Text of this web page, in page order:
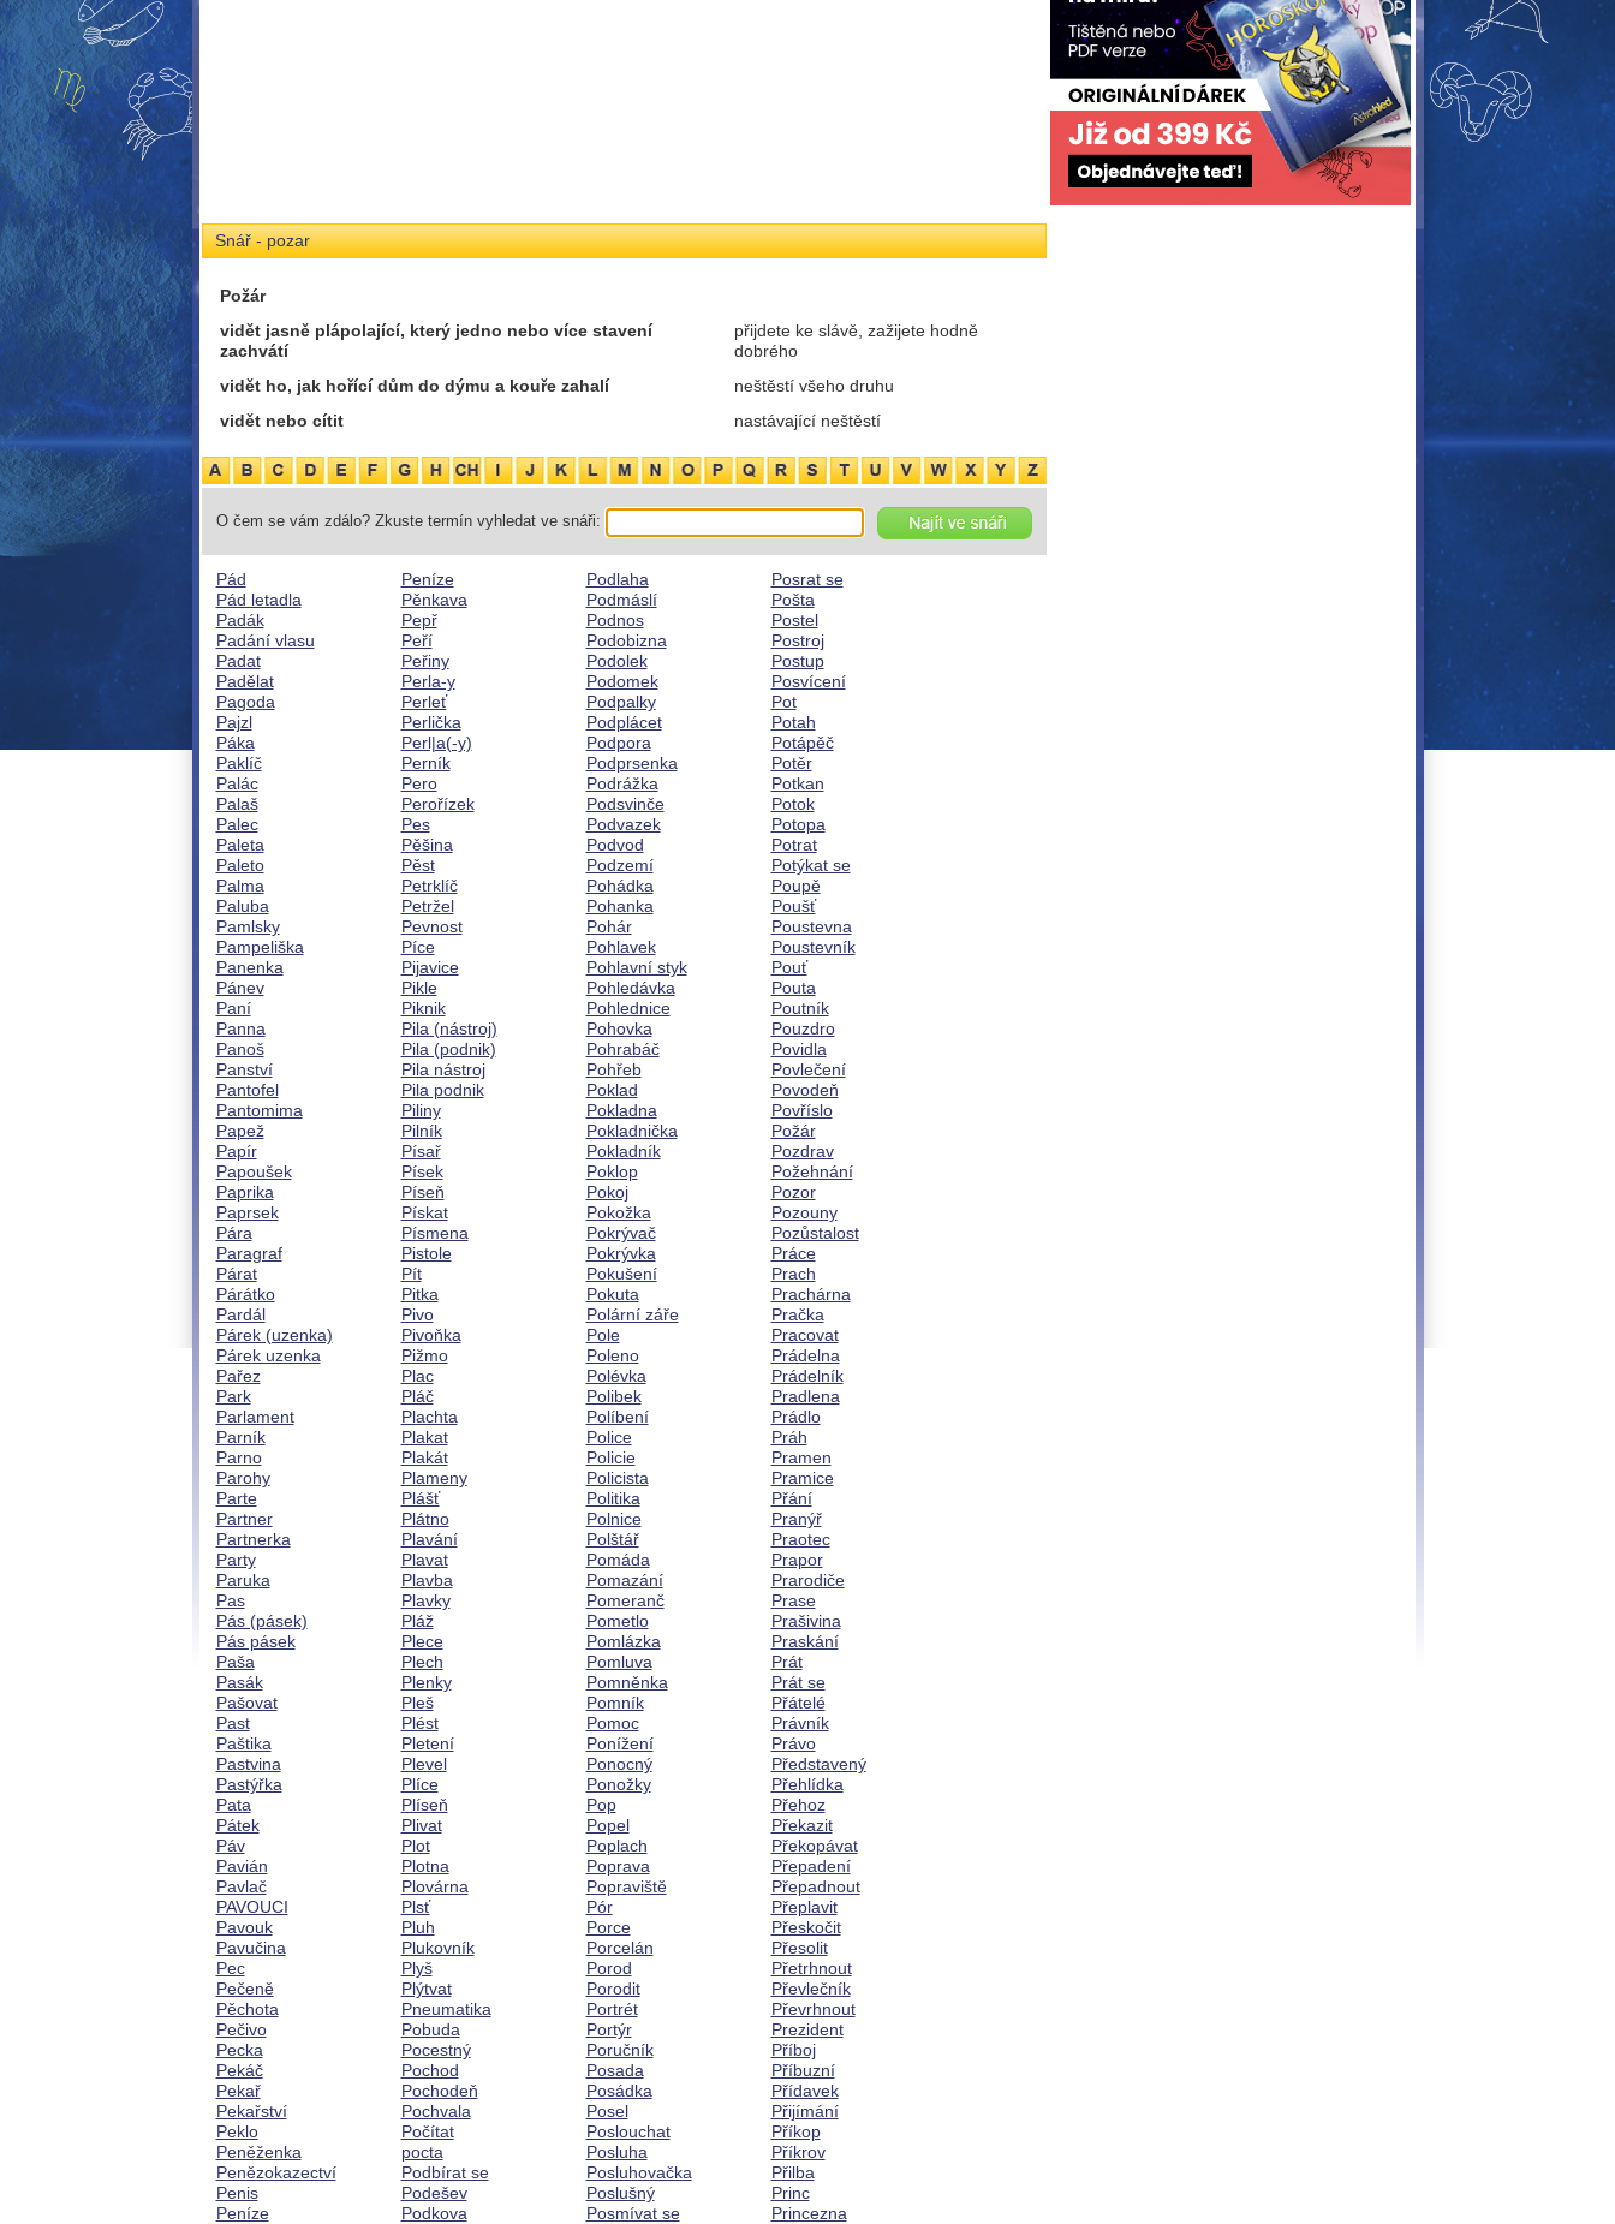
Snář - pozar
Požár
vidět jasně plápolající, který jedno nebo více stavení
zachvátí
přijdete ke slávě, zažijete hodně
dobrého
vidět ho, jak hořící dům do dýmu a kouře zahalí
neštěstí všeho druhu
vidět nebo cítit
nastávající neštěstí
O čem se vám zdálo? Zkuste termín vyhledat ve snáři:
Pád
Pád letadla
Padák
Padání vlasu
Padat
Padělat
Pagoda
Pajzl
Páka
Paklíč
Palác
Palaš
Palec
Paleta
Paleto
Palma
Paluba
Pamlsky
Pampeliška
Panenka
Pánev
Paní
Panna
Panoš
Panství
Pantofel
Pantomima
Papež
Papír
Papoušek
Paprika
Paprsek
Pára
Paragraf
Párat
Párátko
Pardál
Párek (uzenka)
Párek uzenka
Pařez
Park
Parlament
Parník
Parno
Parohy
Parte
Partner
Partnerka
Party
Paruka
Pas
Pás (pásek)
Pás pásek
Paša
Pasák
Pašovat
Past
Paštika
Pastvina
Pastýřka
Pata
Pátek
Páv
Pavián
Pavlač
PAVOUCI
Pavouk
Pavučina
Pec
Pečeně
Pěchota
Pečivo
Pecka
Pekáč
Pekař
Pekařství
Peklo
Peněženka
Penězokazectví
Penis
Peníze
Peníze
Pěnkava
Pepř
Peří
Peřiny
Perla-y
Perleť
Perlička
Perl|a(-y)
Perník
Pero
Perořízek
Pes
Pěšina
Pěst
Petrklíč
Petržel
Pevnost
Píce
Pijavice
Pikle
Piknik
Pila (nástroj)
Pila (podnik)
Pila nástroj
Pila podnik
Piliny
Pilník
Písař
Písek
Píseň
Pískat
Písmena
Pistole
Pít
Pitka
Pivo
Pivoňka
Pižmo
Plac
Pláč
Plachta
Plakat
Plakát
Plameny
Plášť
Plátno
Plavání
Plavat
Plavba
Plavky
Pláž
Plece
Plech
Plenky
Pleš
Plést
Pletení
Plevel
Plíce
Plíseň
Plivat
Plot
Plotna
Plovárna
Plsť
Pluh
Plukovník
Plyš
Plýtvat
Pneumatika
Pobuda
Pocestný
Pochod
Pochodeň
Pochvala
Počítat
pocta
Podbírat se
Podešev
Podkova
Podlaha
Podmáslí
Podnos
Podobizna
Podolek
Podomek
Podpalky
Podplácet
Podpora
Podprsenka
Podrážka
Podsvinče
Podvazek
Podvod
Podzemí
Pohádka
Pohanka
Pohár
Pohlavek
Pohlavní styk
Pohledávka
Pohlednice
Pohovka
Pohrabáč
Pohřeb
Poklad
Pokladna
Pokladnička
Pokladník
Poklop
Pokoj
Pokožka
Pokrývač
Pokrývka
Pokušení
Pokuta
Polární záře
Pole
Poleno
Polévka
Polibek
Políbení
Police
Policie
Policista
Politika
Polnice
Polštář
Pomáda
Pomazání
Pomeranč
Pometlo
Pomlázka
Pomluva
Pomněnka
Pomník
Pomoc
Ponížení
Ponocný
Ponožky
Pop
Popel
Poplach
Poprava
Popraviště
Pór
Porce
Porcelán
Porod
Porodit
Portrét
Portýr
Poručník
Posada
Posádka
Posel
Poslouchat
Posluha
Posluhovačka
Poslušný
Posmívat se
Posrat se
Pošta
Postel
Postroj
Postup
Posvícení
Pot
Potah
Potápěč
Potěr
Potkan
Potok
Potopa
Potrat
Potýkat se
Poupě
Poušť
Poustevna
Poustevník
Pouť
Pouta
Poutník
Pouzdro
Povidla
Povlečení
Povodeň
Povříslo
Požár
Pozdrav
Požehnání
Pozor
Pozouny
Pozůstalost
Práce
Prach
Prachárna
Pračka
Pracovat
Prádelna
Prádelník
Pradlena
Prádlo
Práh
Pramen
Pramice
Přání
Pranýř
Praotec
Prapor
Prarodiče
Prase
Prašivina
Praskání
Prát
Prát se
Přátelé
Právník
Právo
Představený
Přehlídka
Přehoz
Překazit
Překopávat
Přepadení
Přepadnout
Přeplavit
Přeskočit
Přesolit
Přetrhnout
Převlečník
Převrhnout
Prezident
Příboj
Příbuzní
Přídavek
Přijímání
Příkop
Příkrov
Přilba
Princ
Princezna